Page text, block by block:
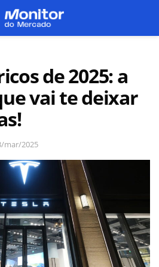
de 2025: a
vai te deixar
mar/2025